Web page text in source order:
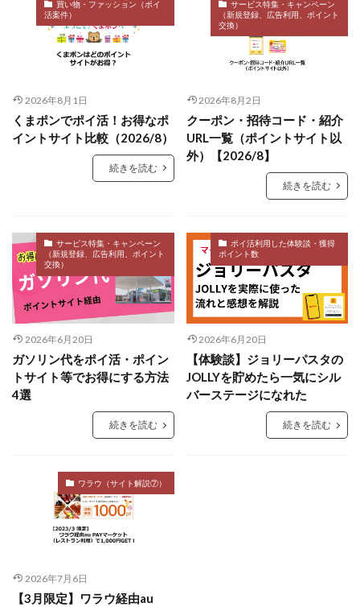
買い物・ファッション（ポイ
活案件）
2026年8月1日
くまポンでポイ活！お得なポ
イントサイト比較（2026/8）
続きを読む
サービス特集・キャンペーン
（新規登録、広告利用、ポイント
交換）
2026年8月2日
クーポン・招待コード・紹介
URL一覧（ポイントサイト以
外）【2026/8】
続きを読む
サービス特集・キャンペーン
（新規登録、広告利用、ポイント
交換）
2026年6月20日
ガソリン代をポイ活・ポイン
トサイト等でお得にする方法
4選
続きを読む
ポイ活利用した体験談・獲得
ポイント数
2026年6月20日
【体験談】ジョリーパスタの
JOLLYを貯めたら一気にシル
バーステージになれた
続きを読む
ワラウ（サイト解説⑦）
2026年7月6日
【3月限定】ワラウ経由au